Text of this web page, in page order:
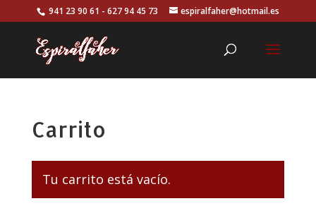
941 23 90 61 - 627 94 45 73 espiralfaher@hotmail.es
Carrito
Tu carrito está vacío.